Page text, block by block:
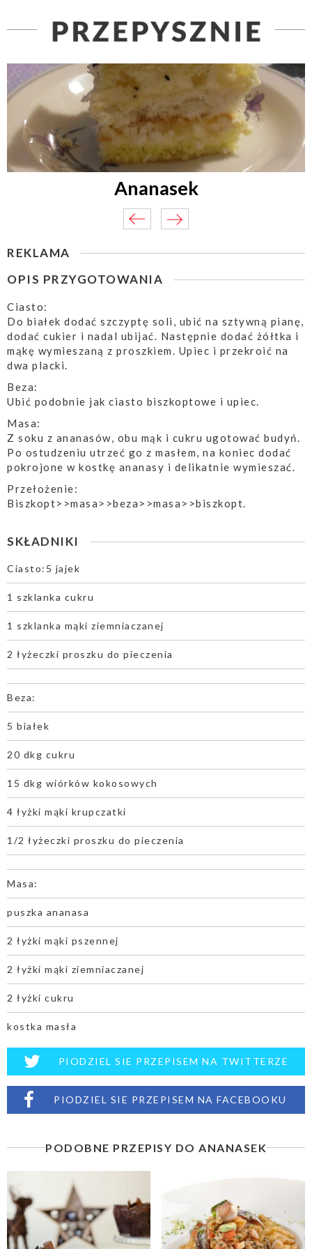
Ananasek
REKLAMA
OPIS PRZYGOTOWANIA
Ciasto:
Do białek dodać szczyptę soli, ubić na sztywną pianę,
dodać cukier i nadal ubijać. Następnie dodać żółtka i
mąkę wymieszaną z proszkiem. Upiec i przekroić na
dwa placki.
Beza:
Ubić podobnie jak ciasto biszkoptowe i upiec.
Masa:
Z soku z ananasów, obu mąk i cukru ugotować budyń.
Po ostudzeniu utrzeć go z masłem, na koniec dodać
pokrojone w kostkę ananasy i delikatnie wymieszać.
Przełożenie:
Biszkopt>>masa>>beza>>masa>>biszkopt.
SKŁADNIKI
Ciasto:5 jajek
1 szklanka cukru
1 szklanka mąki ziemniaczanej
2 łyżeczki proszku do pieczenia
Beza:
5 białek
20 dkg cukru
15 dkg wiórków kokosowych
4 łyżki mąki krupczatki
1/2 łyżeczki proszku do pieczenia
Masa:
puszka ananasa
2 łyżki mąki pszennej
2 łyżki mąki ziemniaczanej
2 łyżki cukru
kostka masła
PIODZIEL SIE PRZEPISEM NA TWITTERZE
PIODZIEL SIE PRZEPISEM NA FACEBOOKU
PODOBNE PRZEPISY DO ANANASEK